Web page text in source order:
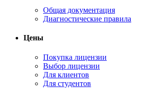
Общая документация
Диагностические правила
Цены
Покупка лицензии
Выбор лицензии
Для клиентов
Для студентов